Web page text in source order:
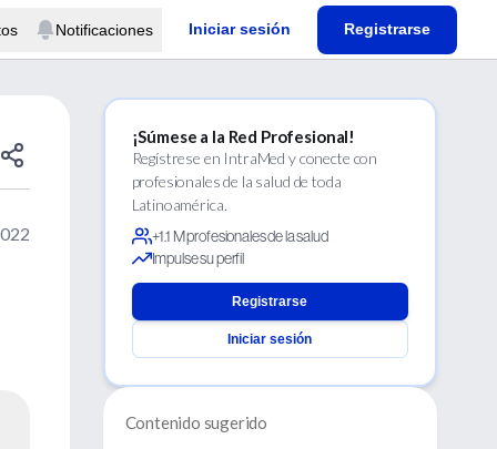
Notificaciones Iniciar sesión Registrarse
¡Súmese a la Red Profesional!
Regístrese en IntraMed y conecte con
profesionales de la salud de toda
Latinoamérica.
+1.1 M profesionales de la salud
Impulse su perfil
Registrarse
Iniciar sesión
Contenido sugerido